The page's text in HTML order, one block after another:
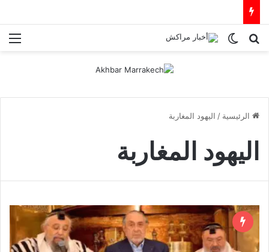
بحث عنالوضع المظلم
الرئيسية / اليهود المغاربة
اليهود المغاربة